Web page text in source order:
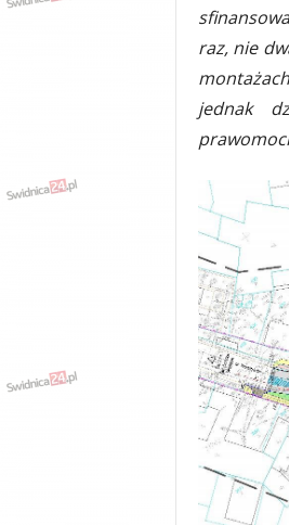
raz, nie
jednak